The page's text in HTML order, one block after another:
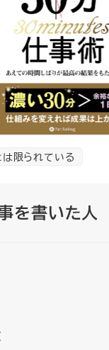
は限られている
を書いた人